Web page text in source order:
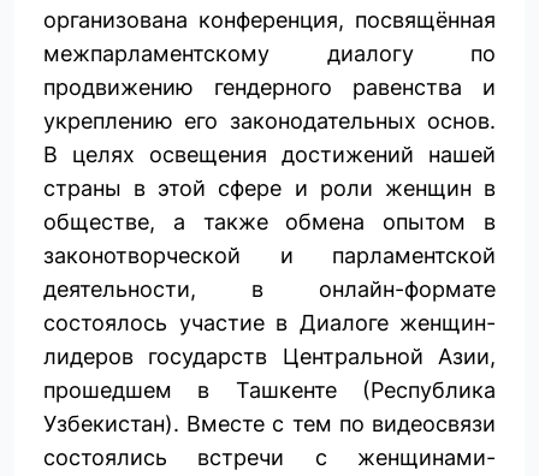
организована конференция, посвящённая
межпарламентскому диалогу по
продвижению гендерного равенства и
укреплению его законодательных основ.
В целях освещения достижений нашей
страны в этой сфере и роли женщин в
обществе, а также обмена опытом в
законотворческой и парламентской
деятельности, в онлайн-формате
состоялось участие в Диалоге женщин-
лидеров государств Центральной Азии,
прошедшем в Ташкенте (Республика
Узбекистан). Вместе с тем по видеосвязи
состоялись встречи с женщинами-